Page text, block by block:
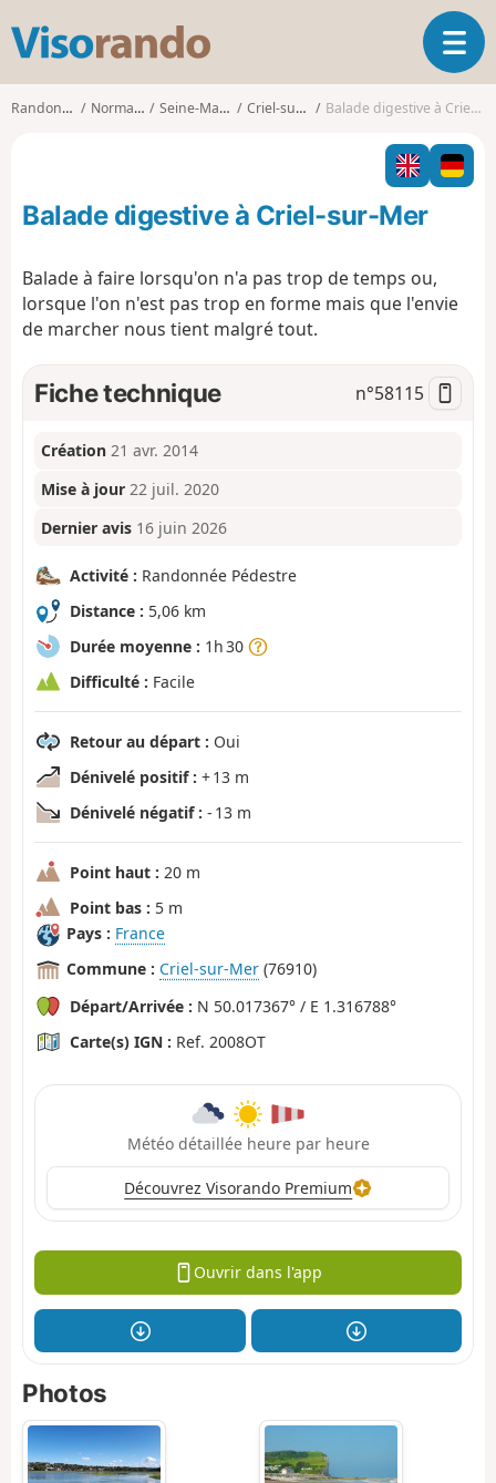
s
o
o
O
u
i
r
l
i
t
Randonnées Normandie Seine-Maritime Criel-sur-Mer Balade digestive à Criel-sur-Mer
Balade digestive à Criel-sur-Mer
Balade à faire lorsqu'on n'a pas trop de temps ou,
lorsque l'on n'est pas trop en forme mais que l'envie
de marcher nous tient malgré tout.
Fiche technique n°58115
Création 21 avr. 2014
Mise à jour 22 juil. 2020
Dernier avis 16 juin 2026
Activité : Randonnée Pédestre
Distance : 5,06 km
Durée moyenne : 1h 30
Difficulté : Facile
Retour au départ : Oui
Dénivelé positif : + 13 m
Dénivelé négatif : - 13 m
Point haut : 20 m
Point bas : 5 m
Pays : France
Commune : Criel-sur-Mer (76910)
Départ/Arrivée : N 50.017367° / E 1.316788°
Carte(s) IGN : Ref. 2008OT
Météo détaillée heure par heure
Découvrez Visorando Premium
Ouvrir dans l'app
Photos